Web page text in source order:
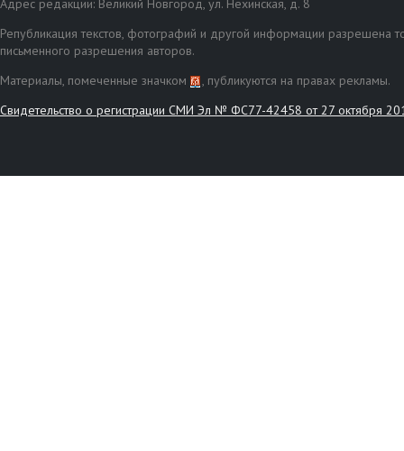
Адрес редакции: Великий Новгород, ул. Нехинская, д. 8
Републикация текстов, фотографий и другой информации разрешена
письменного разрешения авторов.
Материалы, помеченные значком
, публикуются на правах рекламы.
Свидетельство о регистрации СМИ Эл № ФС77-42458 от 27 октября